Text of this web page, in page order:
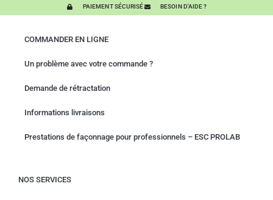
PAIEMENT SÉCURISÉ
BESOIN D'AIDE ?
COMMANDER EN LIGNE
Un problème avec votre commande ?
Demande de rétractation
Informations livraisons
Prestations de façonnage pour professionnels – ESC PROLAB
NOS SERVICES